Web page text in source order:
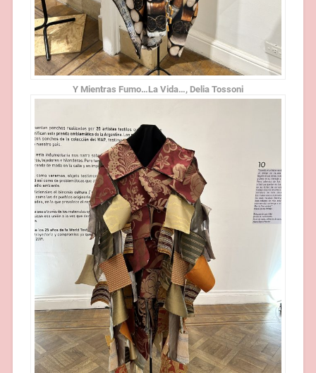
Y Mientras Fumo…La Vida…, Delia Tossoni